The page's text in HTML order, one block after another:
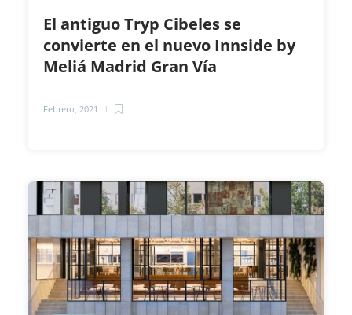
El antiguo Tryp Cibeles se
convierte en el nuevo Innside by
Meliá Madrid Gran Vía
Febrero, 2021